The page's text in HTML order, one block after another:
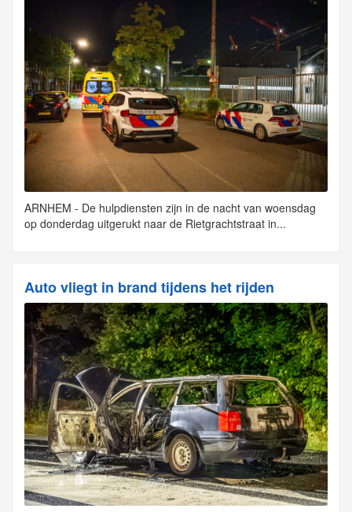
ARNHEM - De hulpdiensten zijn in de nacht van woensdag
op donderdag uitgerukt naar de Rietgrachtstraat in...
Auto vliegt in brand tijdens het rijden